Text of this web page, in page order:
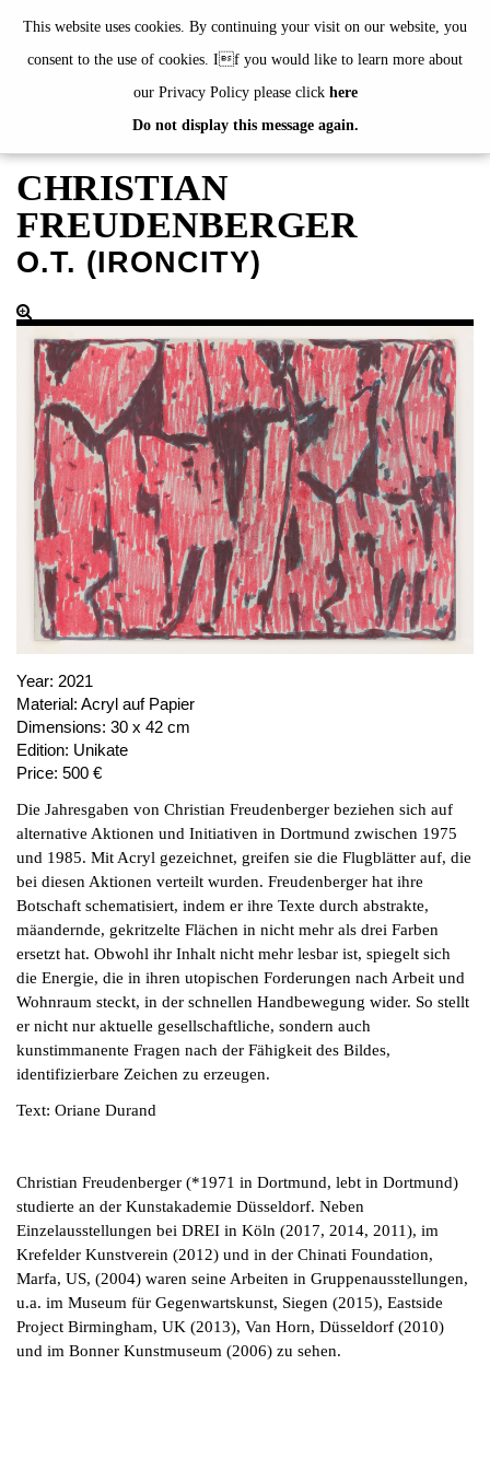
This website uses cookies. By continuing your visit on our website, you
consent to the use of cookies. If you would like to learn more about
our Privacy Policy please click here
Do not display this message again.
de | en
EXHIBITIONS
EVENTS
JAHRESGABEN
current
2024
2022
2021
2020
alphabetically
PUBLICATIONS
ABOUT US
VISIT
MEMBERSHIP
NEWSLETTER
FACEBOOK
PARTNERS
IMPRINT
DATA PROTECTION
CHRISTIAN
FREUDENBERGER
O.T. (IRONCITY)
Year: 2021
Material: Acryl auf Papier
Dimensions: 30 x 42 cm
Edition: Unikate
Price: 500 €
Die Jahresgaben von Christian Freudenberger beziehen sich auf
alternative Aktionen und Initiativen in Dortmund zwischen 1975
und 1985. Mit Acryl gezeichnet, greifen sie die Flugblätter auf, die
bei diesen Aktionen verteilt wurden. Freudenberger hat ihre
Botschaft schematisiert, indem er ihre Texte durch abstrakte,
mäandernde, gekritzelte Flächen in nicht mehr als drei Farben
ersetzt hat. Obwohl ihr Inhalt nicht mehr lesbar ist, spiegelt sich
die Energie, die in ihren utopischen Forderungen nach Arbeit und
Wohnraum steckt, in der schnellen Handbewegung wider. So stellt
er nicht nur aktuelle gesellschaftliche, sondern auch
kunstimmanente Fragen nach der Fähigkeit des Bildes,
identifizierbare Zeichen zu erzeugen.
Text: Oriane Durand
Christian Freudenberger (*1971 in Dortmund, lebt in Dortmund)
studierte an der Kunstakademie Düsseldorf. Neben
Einzelausstellungen bei DREI in Köln (2017, 2014, 2011), im
Krefelder Kunstverein (2012) und in der Chinati Foundation,
Marfa, US, (2004) waren seine Arbeiten in Gruppenausstellungen,
u.a. im Museum für Gegenwartskunst, Siegen (2015), Eastside
Project Birmingham, UK (2013), Van Horn, Düsseldorf (2010)
und im Bonner Kunstmuseum (2006) zu sehen.